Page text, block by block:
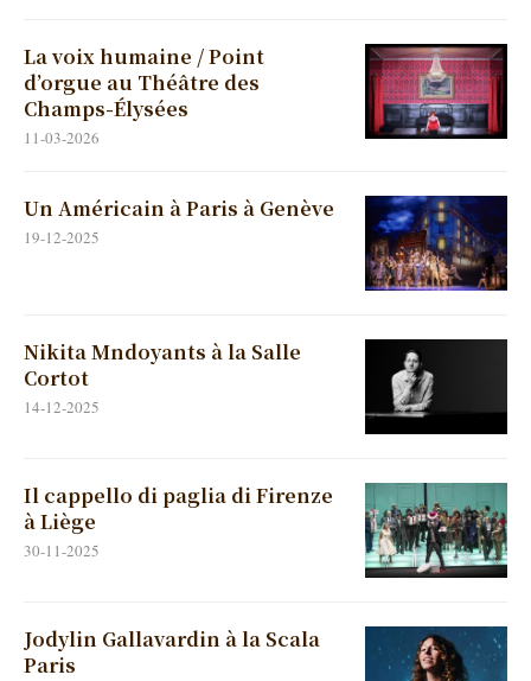
La voix humaine / Point
d’orgue au Théâtre des
Champs-Élysées
11-03-2026
Un Américain à Paris à Genève
19-12-2025
Nikita Mndoyants à la Salle
Cortot
14-12-2025
Il cappello di paglia di Firenze
à Liège
30-11-2025
Jodylin Gallavardin à la Scala
Paris